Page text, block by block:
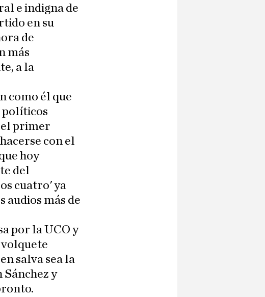
e indigna de
en su
de
más
a la
como él que
políticos
el primer
con el
hoy
del
cuatro' ya
audios más de
por la UCO y
salva sea la
y